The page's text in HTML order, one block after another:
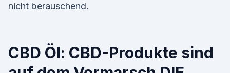
nicht berauschend.
CBD Öl: CBD-Produkte sind